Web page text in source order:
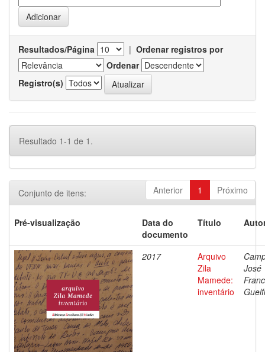
Resultados/Página | Ordenar registros por
Ordenar
Registro(s)
Resultado 1-1 de 1.
Anterior 1 Próximo
Conjunto de itens:
Pré-visualização
Data do
documento
Título
2017
Arquivo
Zila
Mamede:
inventário
José
Guelfi